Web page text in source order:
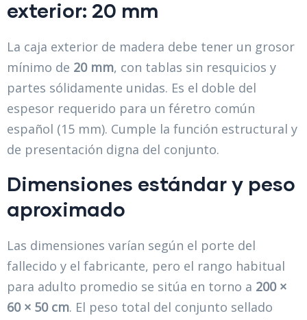
exterior: 20 mm
La caja exterior de madera debe tener un grosor
mínimo de 20 mm, con tablas sin resquicios y
partes sólidamente unidas. Es el doble del
espesor requerido para un féretro común
español (15 mm). Cumple la función estructural y
de presentación digna del conjunto.
Dimensiones estándar y peso
aproximado
Las dimensiones varían según el porte del
fallecido y el fabricante, pero el rango habitual
para adulto promedio se sitúa en torno a 200 ×
60 × 50 cm. El peso total del conjunto sellado